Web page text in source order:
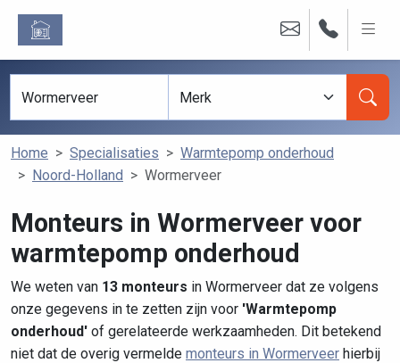
Home Specialisaties
Warmtepomp onderhoud
Noord-Holland
Wormerveer
Monteurs in Wormerveer voor
warmtepomp onderhoud
We weten van 13 monteurs in Wormerveer dat ze volgens
onze gegevens in te zetten zijn voor 'Warmtepomp
onderhoud' of gerelateerde werkzaamheden. Dit betekend
niet dat de overig vermelde monteurs in Wormerveer hierbij